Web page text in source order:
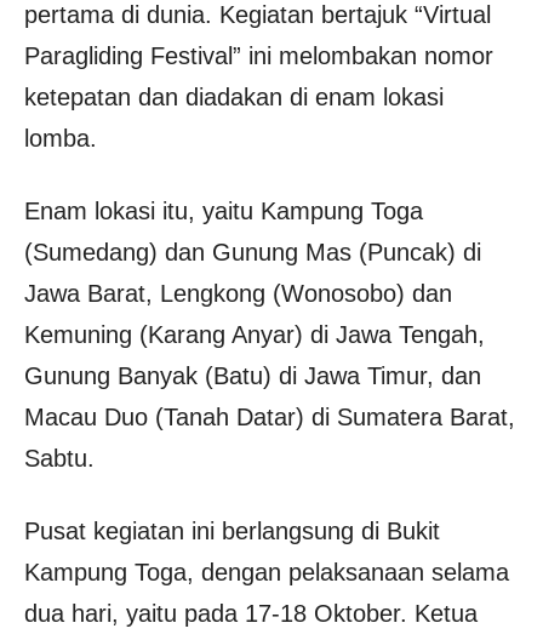
pertama di dunia. Kegiatan bertajuk “Virtual
Paragliding Festival” ini melombakan nomor
ketepatan dan diadakan di enam lokasi
lomba.
Enam lokasi itu, yaitu Kampung Toga
(Sumedang) dan Gunung Mas (Puncak) di
Jawa Barat, Lengkong (Wonosobo) dan
Kemuning (Karang Anyar) di Jawa Tengah,
Gunung Banyak (Batu) di Jawa Timur, dan
Macau Duo (Tanah Datar) di Sumatera Barat,
Sabtu.
Pusat kegiatan ini berlangsung di Bukit
Kampung Toga, dengan pelaksanaan selama
dua hari, yaitu pada 17-18 Oktober. Ketua